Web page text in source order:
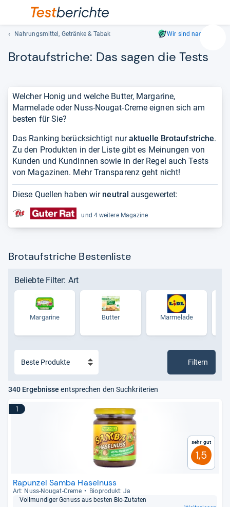
Geben
ein.
und
Nahrungsmittel, Getränke & Tabak Wir sind nachhaltig
Brot­auf­stri­che: Das sagen die Tests
Welcher Honig und welche Butter, Margarine,
Marmelade oder Nuss-Nougat-Creme eignen sich am
besten für Sie?
Das Ranking berücksichtigt nuraktuelle Brotaufstriche.
Zu den Produkten in der Liste gibt es Meinungen von
Kunden und Kundinnen sowie in der Regel auch Tests
von Magazinen. Mehr Transparenz geht nicht!
Diese Quellen haben wir neutral ausgewertet:
und 4 weitere Magazine
Brotaufstriche Bestenliste
Beliebte Filter: Art
Margarine Butter Marmelade
Filtern
340 Ergebnisse entsprechen den Suchkriterien
1
Sehr gut
1,5
Rapunzel Samba Haselnuss
Art: Nuss-​Nou­gat-​Creme
Bio­pro­dukt: Ja
Voll­mun­di­ger Genuss aus bes­ten Bio-​Zuta­ten